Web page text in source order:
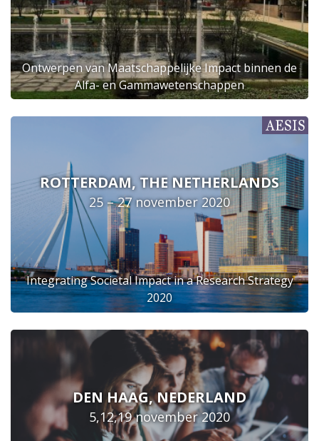
Ontwerpen van Maatschappelijke Impact binnen de
Alfa- en Gammawetenschappen
ROTTERDAM, THE NETHERLANDS
25 – 27 november 2020
Integrating Societal Impact in a Research Strategy
2020
DEN HAAG, NEDERLAND
5,12,19 november 2020